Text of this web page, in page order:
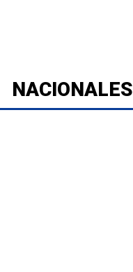
NACIONALES